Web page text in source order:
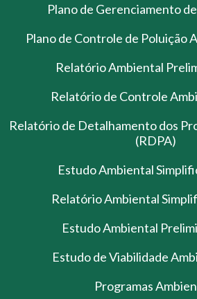
Plano de Gerenciamento
Plano de Controle de Poluição
Relatório Ambiental
Relatório de Controle
Relatório de Detalhamento dos
(RDPA)
Estudo Ambiental
Relatório Ambiental
Estudo Ambiental
Estudo de Viabilidade
Programas